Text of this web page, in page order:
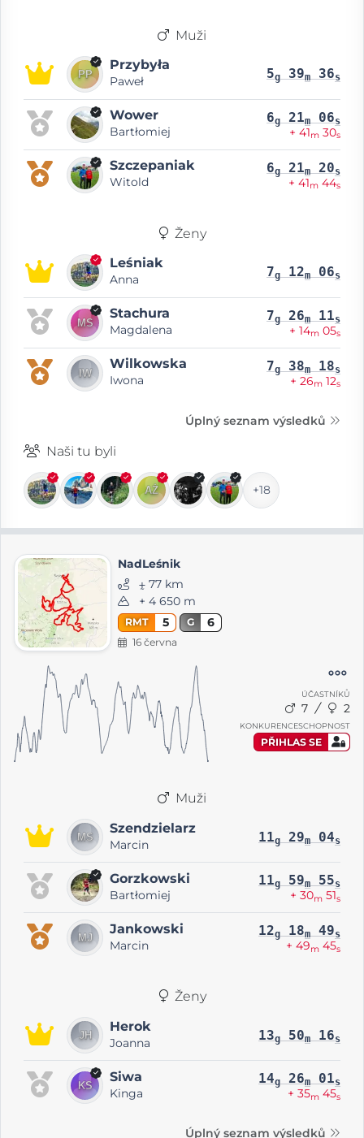
Muži
Przybyła
Paweł 5g 39m 36s
Wower
Bartłomiej
6g 21m 06s
+ 41m 30s
Szczepaniak
Witold
6g 21m 20s
+ 41m 44s
Ženy
Leśniak
Anna 7g 12m 06s
Stachura
Magdalena
7g 26m 11s
+ 14m 05s
Wilkowska
Iwona
7g 38m 18s
+ 26m 12s
Úplný seznam výsledků
Naši tu byli
+18
NadLeśnik
⨦ 77 km
+ 4 650 m
RMT 5 G 6
16 června
ÚČASTNÍKŮ
7 2
KONKURENCESCHOPNOST
PŘIHLAS SE
Muži
Szendzielarz
Marcin 11g 29m 04s
Gorzkowski
Bartłomiej
11g 59m 55s
+ 30m 51s
Jankowski
Marcin
12g 18m 49s
+ 49m 45s
Ženy
Herok
Joanna 13g 50m 16s
Siwa
Kinga
14g 26m 01s
+ 35m 45s
Úplný seznam výsledků